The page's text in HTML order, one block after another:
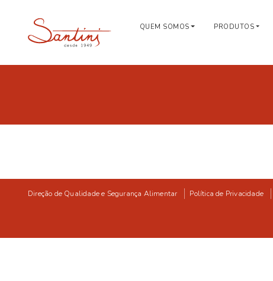
QUEM SOMOS PRODUTOS
Direção de Qualidade e Segurança Alimentar Política de Privacidade